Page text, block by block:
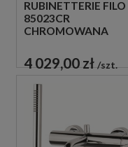
RUBINETTERIE FILO
85023CR
CHROMOWANA
BATERIA WANNOWA
4 029,00 zł szt.